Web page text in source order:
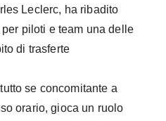
Leclerc, ha ribadito
piloti e team una delle
di trasferte
se concomitante a
orario, gioca un ruolo